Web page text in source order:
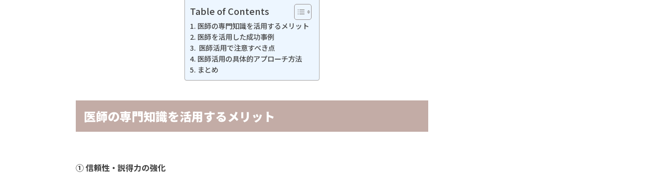
Table of Contents
医師の専門知識を活用するメリット
医師を活用した成功事例
医師活用で注意すべき点
医師活用の具体的アプローチ方法
まとめ
医師の専門知識を活用するメリット
① 信頼性・説得力の強化